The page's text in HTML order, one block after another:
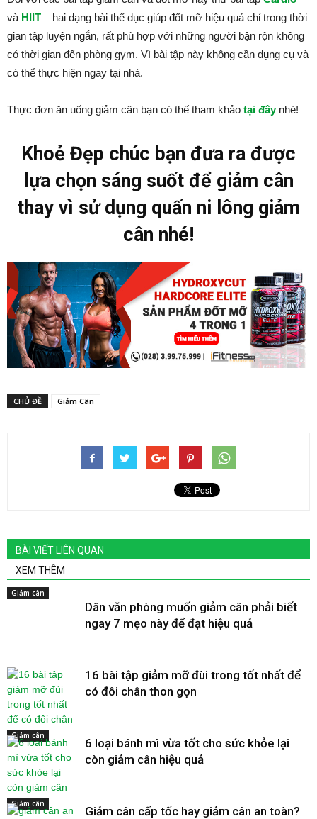
và HIIT – hai dạng bài thể dục giúp đốt mỡ hiệu quả chỉ trong thời
gian tập luyện ngắn, rất phù hợp với những người bận rộn không
có thời gian đến phòng gym. Vì bài tập này không cần dụng cụ và
có thể thực hiện ngay tại nhà.
Thực đơn ăn uống giảm cân bạn có thế tham khảo tại đâynhé!
Khoẻ Đẹp chúc bạn đưa ra được
lựa chọn sáng suốt để giảm cân
thay vì sử dụng quấn ni lông giảm
cân nhé!
CHỦ ĐỀ Giảm Cân
BÀI VIẾT LIÊN QUAN
XEM THÊM
Giảm cân
Dân văn phòng muốn giảm cân phải biết
ngay 7 mẹo này để đạt hiệu quả
Giảm cân
16 bài tập giảm mỡ đùi trong tốt nhất để
có đôi chân thon gọn
Giảm cân
6 loại bánh mì vừa tốt cho sức khỏe lại
còn giảm cân hiệu quả
Giảm cân cấp tốc hay giảm cân an toàn?